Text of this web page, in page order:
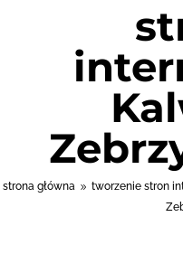
strona główna 9 tworzenie stron